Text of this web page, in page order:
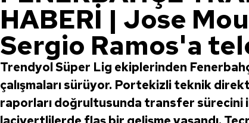
HABERİ | Jose
Sergio Ramos'a
Trendyol Süper Lig ekiplerinden
çalışmaları sürüyor. Portekizli teknik
raporları doğrultusunda transfer sürecini